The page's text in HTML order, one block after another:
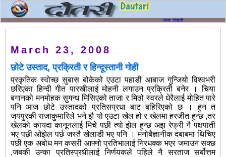
March 23, 2008
छोटे उस्ताद, प्रक्रिती र हिन्दूस्तानी गोही
प्रकृतिक स्वोच्छ सुबास बोकेको एउटा पहाडी आबाज गुन्जियो विश्वभरी
छरिएका हिन्दी गीत पारखीलाई मोहनी लगाउन प्रक्रिती बनेर । चिया
बगानको मनमोहक सुगन्ध मिसिएको ताजा र मिठो स्वरले धेरैलाई मोहित पारे
पनि आज छोटे उस्तादको प्रतिसप्रधा बाट बहिरिएको छ । हुन त
जयपुरकी राजाकुमारिले भने झै यो एउटा खेल हो र खेलमा हरजीत हुन्छ ,तर
खेलको कायदा कानूनलाई मिचे पछी त्यो झेल हुन्छ अझ रेफ्री नै पक्षपाती
भए पछी ओझेल पर्छ जस्तैखेलाडी भए पनि । मनोबैज्ञानीक दबाबमा थिचिए
पछी एक अबोध मन कसरी आफ्नो प्रतिभालाई निरधक्क भएर जमाउन सक्छ
,जबकी उन्का प्रतिस्प्रधीलाई निर्णयकले पहिले नै सरताज सर्बोत्तम